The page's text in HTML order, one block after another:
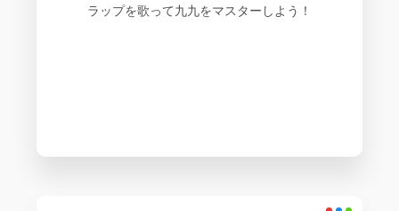
ラップを歌って九九をマスターしよう！